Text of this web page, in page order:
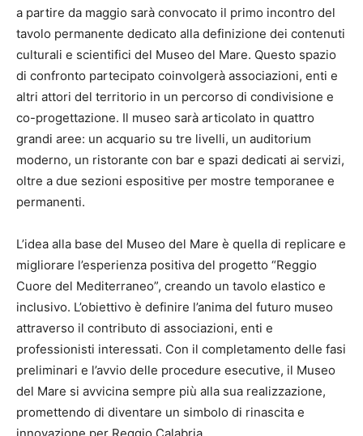
a partire da maggio sarà convocato il primo incontro del
tavolo permanente dedicato alla definizione dei contenuti
culturali e scientifici del Museo del Mare. Questo spazio
di confronto partecipato coinvolgerà associazioni, enti e
altri attori del territorio in un percorso di condivisione e
co-progettazione. Il museo sarà articolato in quattro
grandi aree: un acquario su tre livelli, un auditorium
moderno, un ristorante con bar e spazi dedicati ai servizi,
oltre a due sezioni espositive per mostre temporanee e
permanenti.
L’idea alla base del Museo del Mare è quella di replicare e
migliorare l’esperienza positiva del progetto “Reggio
Cuore del Mediterraneo”, creando un tavolo elastico e
inclusivo. L’obiettivo è definire l’anima del futuro museo
attraverso il contributo di associazioni, enti e
professionisti interessati. Con il completamento delle fasi
preliminari e l’avvio delle procedure esecutive, il Museo
del Mare si avvicina sempre più alla sua realizzazione,
promettendo di diventare un simbolo di rinascita e
innovazione per Reggio Calabria.